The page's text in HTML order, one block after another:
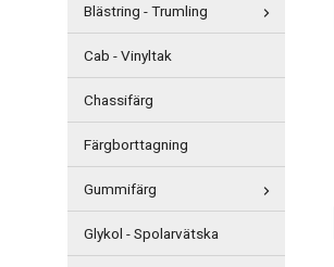
Blästring - Trumling
Cab - Vinyltak
Chassifärg
Färgborttagning
Gummifärg
Glykol - Spolarvätska